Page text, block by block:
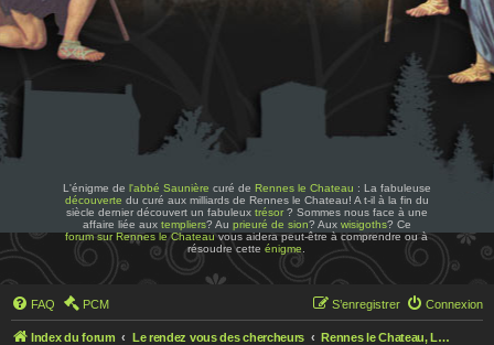
L'énigme de l'abbé Saunière curé de Rennes le Chateau : La fabuleuse
découverte du curé aux milliards de Rennes le Chateau! A t-il à la fin du
siècle dernier découvert un fabuleux trésor? Sommes nous face à une
affaire liée aux templiers? Au prieuré de sion? Aux wisigoths? Ce
forum sur Rennes le Chateauvous aidera peut-être à comprendre ou à
résoudre cetteénigme
FAQ PCM Connexion
S’enregistrer
Index du forum Le rendez vous des chercheurs Rennes le Chateau, Le rendez-vous des chercheurs